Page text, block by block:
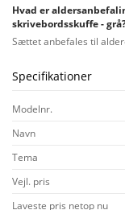
Hvad er
skrivebordsskuffe -
Sættet anbefales til
Specifikationer
Modelnr.
Navn
Tema
Vejl. pris
Laveste pris netop nu